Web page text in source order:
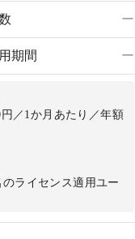
イル転送／キュー
ー
期間 ー
円／1か月あたり／年額
のライセンス適用ユー